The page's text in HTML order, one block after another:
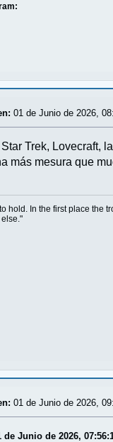
01 de Junio de 2026,
Trek, Lovecraft,
más mesura que
hold. In the first place the
01 de Junio de 2026,
Junio de 2026,